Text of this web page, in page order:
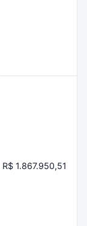
R$ 1.867.950,51